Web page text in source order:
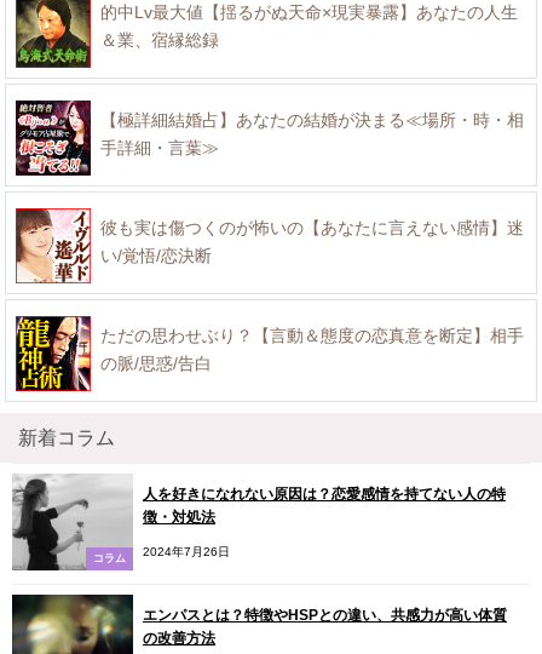
的中Lv最大値【揺るがぬ天命×現実暴露】あなたの人生
＆業、宿縁総録
【極詳細結婚占】あなたの結婚が決まる≪場所・時・相
手詳細・言葉≫
彼も実は傷つくのが怖いの【あなたに言えない感情】迷
い/覚悟/恋決断
ただの思わせぶり？【言動＆態度の恋真意を断定】相手
の脈/思惑/告白
新着コラム
コラム
人を好きになれない原因は？恋愛感情を持てない人の特
徴・対処法
2024年7月26日
エンパスとは？特徴やHSPとの違い、共感力が高い体質
の改善方法